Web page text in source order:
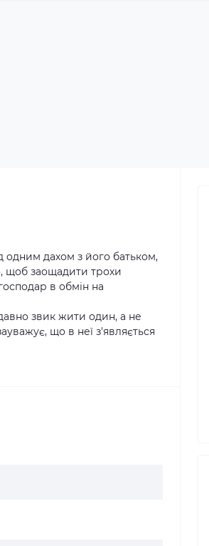
одним дахом з його батьком,
щоб заощадити трохи
в обмін на
звик жити один, а не
що в неї з'являється